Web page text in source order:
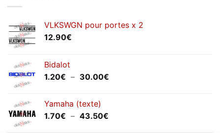
VLKSWGN pour portes x 2
12.90€
Bidalot
1.20€ – 30.00€
Yamaha (texte)
1.70€ – 43.50€